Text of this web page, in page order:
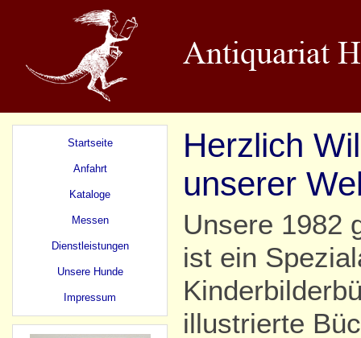
Startseite
Anfahrt
Kataloge
Messen
Dienstleistungen
Unsere Hunde
Impressum
Herzlich
unserer
Unsere 1982
ist ein
illustrierte